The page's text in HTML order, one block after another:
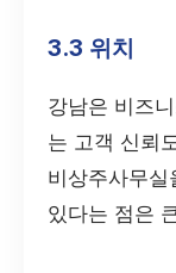
3.3 위치
강남은 비즈
는 고객 신뢰
비상주사무
있다는 점은